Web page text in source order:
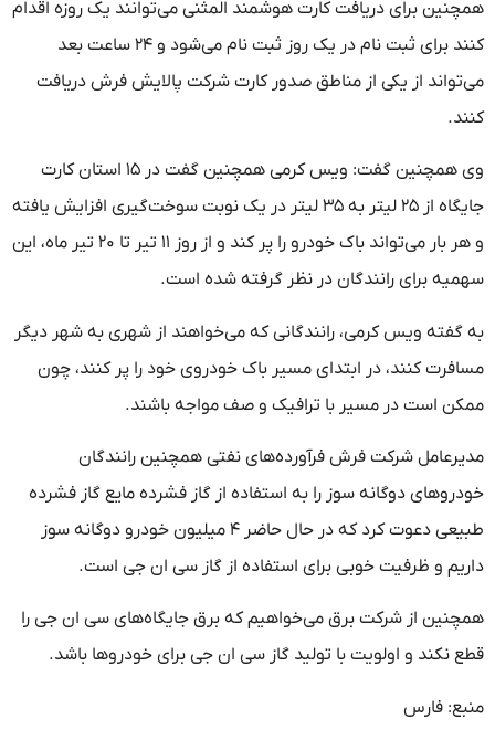
همچنین برای دریافت کارت هوشمند المثنی می‌توانند یک روزه اقدام
کنند برای ثبت نام در یک روز ثبت نام می‌شود و ۲۴ ساعت بعد
می‌تواند از یکی از مناطق صدور کارت شرکت پالایش فرش دریافت
کنند.
وی همچنین گفت: ویس کرمی همچنین گفت در ۱۵ استان کارت
جایگاه از ۲۵ لیتر به ۳۵ لیتر در یک نوبت سوخت‌گیری افزایش یافته
و هر بار می‌تواند باک خودرو را پر کند و از روز ۱۱ تیر تا ۲۰ تیر ماه، این
سهمیه برای رانندگان در نظر گرفته شده است.
به گفته ویس کرمی، رانندگانی که می‌خواهند از شهری به شهر دیگر
مسافرت کنند، در ابتدای مسیر باک خودروی خود را پر کنند، چون
ممکن است در مسیر با ترافیک و صف مواجه باشند.
مدیرعامل شرکت فرش فرآورده‌های نفتی همچنین رانندگان
خودروهای دوگانه سوز را به استفاده از گاز فشرده مایع گاز فشرده
طبیعی دعوت کرد که در حال حاضر ۴ میلیون خودرو دوگانه سوز
داریم و ظرفیت خوبی برای استفاده از گاز سی ان جی است.
همچنین از شرکت برق می‌خواهیم که برق جایگاه‌های سی ان جی را
قطع نکند و اولویت با تولید گاز سی ان جی برای خودروها باشد.
منبع: فارس